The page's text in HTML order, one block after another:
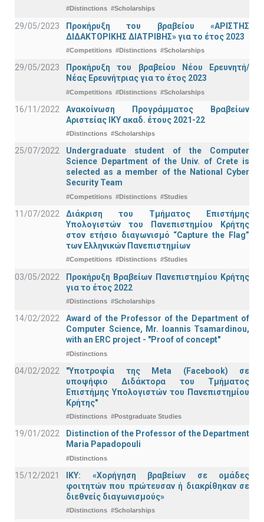
#Distinctions #Scholarships
29/05/2023
Προκήρυξη του βραβείου «ΑΡΙΣΤΗΣ
ΔΙΔΑΚΤΟΡΙΚΗΣ ΔΙΑΤΡΙΒΗΣ» για το έτος 2023
#Competitions #Distinctions #Scholarships
29/05/2023
Προκήρυξη του βραβείου Νέου Ερευνητή/
Νέας Ερευνήτριας για το έτος 2023
#Competitions #Distinctions #Scholarships
16/11/2022
Ανακοίνωση Προγράμματος Βραβείων
Αριστείας ΙΚΥ ακαδ. έτους 2021-22
#Distinctions #Scholarships
25/07/2022
Undergraduate student of the Computer
Science Department of the Univ. of Crete is
selected as a member of the National Cyber
Security Team
#Competitions #Distinctions #Studies
11/07/2022
Διάκριση του Τμήματος Επιστήμης
Υπολογιστών του Πανεπιστημίου Κρήτης
στον ετήσιο διαγωνισμό “Capture the Flag”
των Ελληνικών Πανεπιστημίων
#Competitions #Distinctions #Studies
03/05/2022
Προκήρυξη Βραβείων Πανεπιστημίου Κρήτης
για το έτος 2022
#Distinctions #Scholarships
14/02/2022
Award of the Professor of the Department of
Computer Science, Mr. Ioannis Tsamardinou,
with an ERC project - "Proof of concept"
#Distinctions
04/02/2022
"Υποτροφία της Meta (Facebook) σε
υποψήφιο Διδάκτορα του Τμήματος
Επιστήμης Υπολογιστών του Πανεπιστημίου
Κρήτης"
#Distinctions #Postgraduate Studies
19/01/2022
Distinction of the Professor of the Department
Maria Papadopouli
#Distinctions
15/12/2021
IKY: «Χορήγηση βραβείων σε ομάδες
φοιτητών που πρώτευσαν ή διακρίθηκαν σε
διεθνείς διαγωνισμούς»
#Distinctions #Scholarships